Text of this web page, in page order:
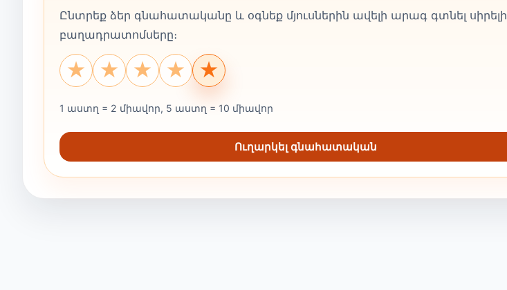
Ընտրեք ձեր գնահատականը և օգնեք մյուսներին ավելի արագ գտնել սիրելի
բաղադրատոմսերը։
★
★
★
★
★
1 աստղ = 2 միավոր, 5 աստղ = 10 միավոր
Ուղարկել գնահատական